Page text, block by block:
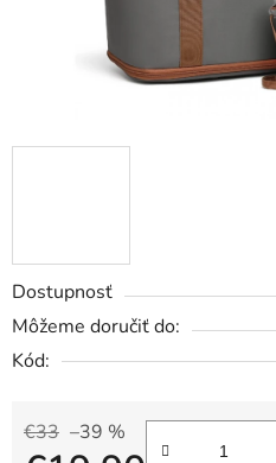
Dostupnosť
Môžeme doručiť do:
Kód:
€33 –39 %